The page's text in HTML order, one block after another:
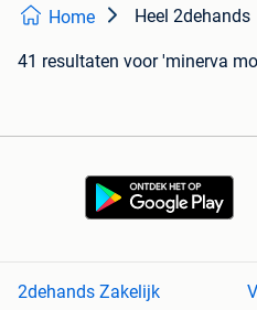
Home Heel 2dehands
41 resultaten voor 'minerva
2dehands Zakelijk